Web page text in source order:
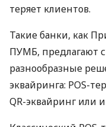
теряет клиентов.
Такие банки, как
ПУМБ, предлагают
разнообразные
эквайринга: POS-
QR-эквайринг или